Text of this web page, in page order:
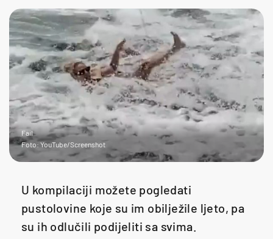
Fail
Foto: YouTube/Screenshot
U kompilaciji možete pogledati
pustolovine koje su im obilježile ljeto, pa
su ih odlučili podijeliti sa svima.